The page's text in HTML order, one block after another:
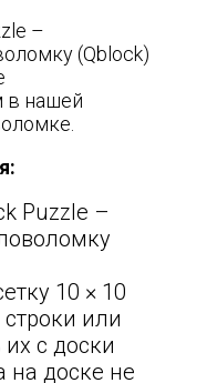
–
(Qblock)
в нашей
Puzzle –
10 × 10
или
с доски
на доске не